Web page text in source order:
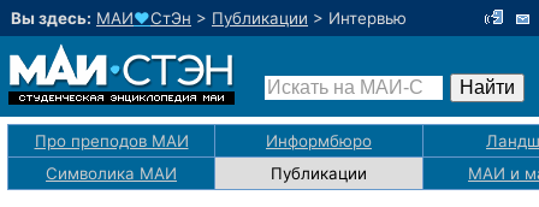
Вы здесь: МАИ♥СтЭн > Публикации > Интервью
Про преподов МАИ Информбюро
Символика МАИ
Публикации МАИ и